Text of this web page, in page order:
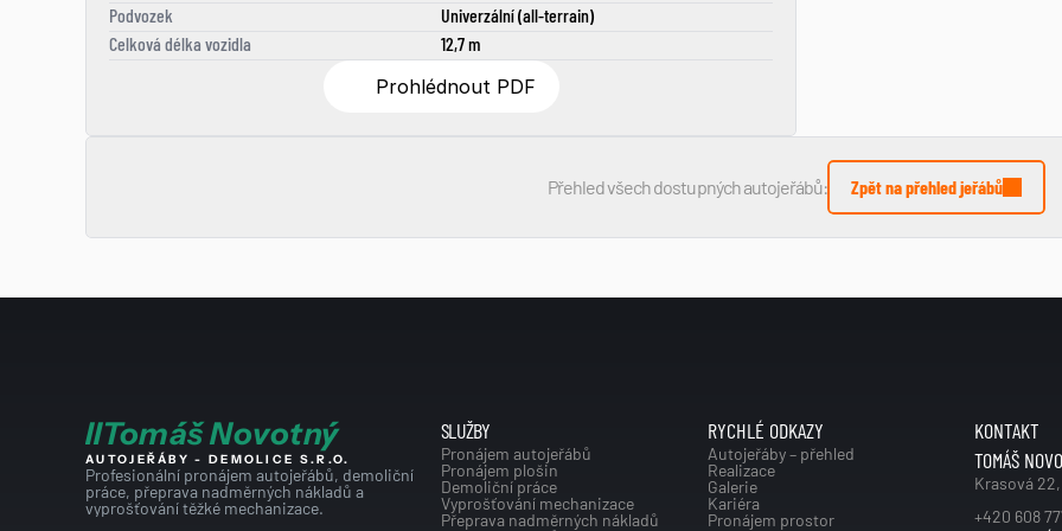
Podvozek
Univerzální (all-terrain)
Celková délka vozidla
12,7 m
Prohlédnout PDF
Přehled všech dostupných autojeřábů: Zpět na přehled jeřábů
IITomáš Novotný
AUTOJEŘÁBY - DEMOLICE S.R.O.
Profesionální pronájem autojeřábů, demoliční
práce, přeprava nadměrných nákladů a
vyprošťování těžké mechanizace.
SLUŽBY
Pronájem autojeřábů
Pronájem plošin
Demoliční práce
Vyprošťování mechanizace
Přeprava nadměrných nákladů
RYCHLÉ ODKAZY
Autojeřáby – přehled
Realizace
Galerie
Kariéra
Pronájem prostor
KONTAKT
TOMÁŠ
Krasová
+420 608